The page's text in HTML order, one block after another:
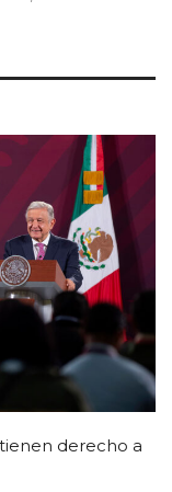
derecho a